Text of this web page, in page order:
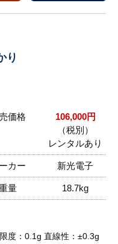
り
価格
106,000円
（税別）
レンタルあり
カー 新光電子
量 18.7kg
度：0.1g 直線性：±0.3g